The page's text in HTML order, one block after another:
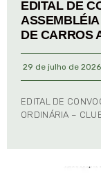
EDITAL DE
DE CARROS
29 de julho de 2026
EDITAL DE
ORDINÁRIA –